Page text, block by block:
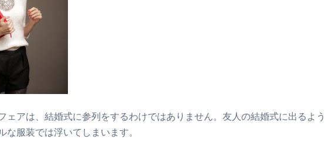
ェアは、結婚式に参列をするわけではありません。友人の結婚式に出るよう
な服装では浮いてしまいます。